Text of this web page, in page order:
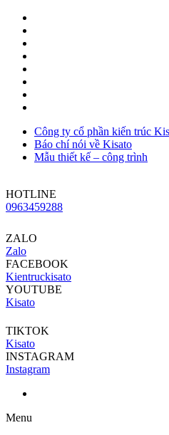
Công ty cổ phần kiến trúc
Báo chí nói về Kisato
Mẫu thiết kế – công trình
HOTLINE
0963459288
ZALO
Zalo
FACEBOOK
Kientruckisato
YOUTUBE
Kisato
TIKTOK
Kisato
INSTAGRAM
Instagram
Menu